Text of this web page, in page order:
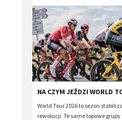
NA CZYM JEŹDZI WORLD
World Tour 2026 to sezon
rewolucji. Te same topowe